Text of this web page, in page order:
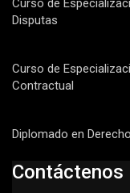
Disputas
Curso de
Contractual
Diplomado en
Contáctenos